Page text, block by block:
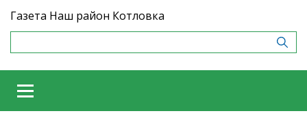
Газета Наш район Котловка